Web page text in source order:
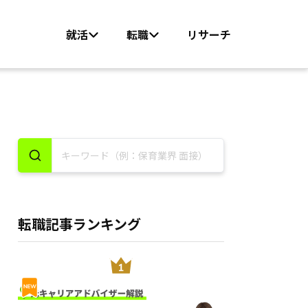
就活 転職 リサーチ
転職記事ランキング